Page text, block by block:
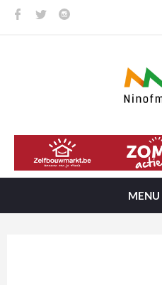
MENU